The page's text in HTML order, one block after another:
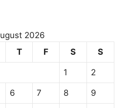
2026
T F S S
1 2
6 7 8 9